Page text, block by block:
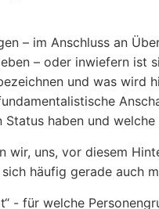
– im Anschluss an
– oder inwiefern ist
und was
haben und
uns, vor diesem
häufig gerade auch
- für welche